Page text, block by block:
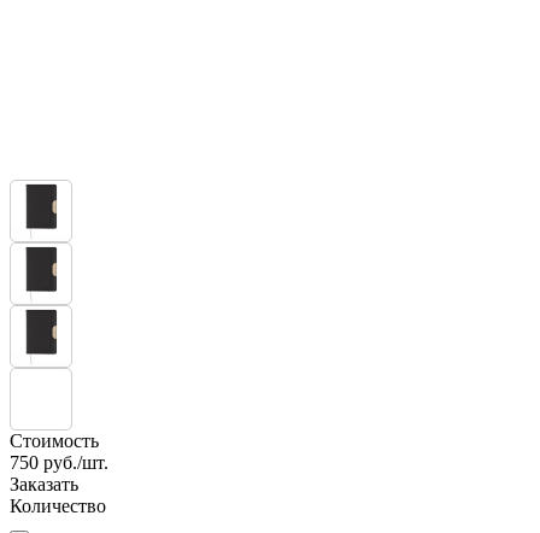
Стоимость
750 руб./шт.
Заказать
Количество